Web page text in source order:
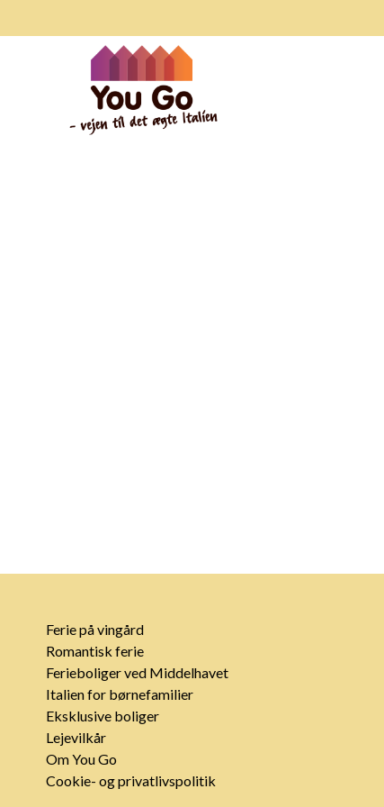
Ferie på vingård
Romantisk ferie
Ferieboliger ved Middelhavet
Italien for børnefamilier
Eksklusive boliger
Lejevilkår
Om You Go
Cookie- og privatlivspolitik